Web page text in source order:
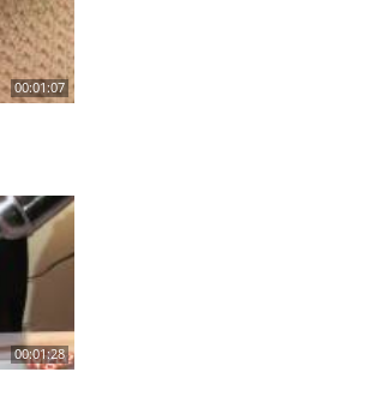
00:01:07
00:01:28